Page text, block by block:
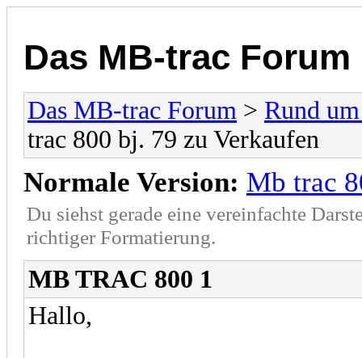
Das MB-trac Forum
Das MB-trac Forum > Rund
trac 800 bj. 79 zu Verkaufen
Normale Version: Mb trac
Du siehst gerade eine vereinfachte
richtiger Formatierung.
MB TRAC 800 1
Hallo,